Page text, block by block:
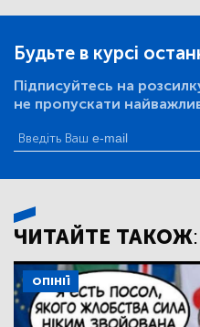
Будьте в курсі
Підписуйтесь на
не пропускати
ЧИТАЙТЕ ТАКОЖ:
ОПІНІЇ